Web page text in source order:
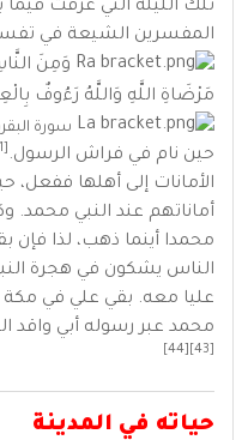
تلك الليلة التي عرفت فيما
المفسرين الشيعة في
وَمِنَ
مَرْضَاةِ اللَّهِ وَاللَّهُ رَءُوفٌ
سورة
حين نام في فراش الرسول.
الأمانات إلى أهلها ففعل،
أماناتهم عند النبي محمد.
محمدا أينما ذهب، لذا فإن
الناس يشكون في هجرة
عليا معه. بقي علي في مكة
محمد عبر رسوله أبي واقد
حياته في المدينة